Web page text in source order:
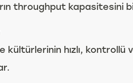
throughput kapasitesini
kültürlerinin hızlı, kontrollü